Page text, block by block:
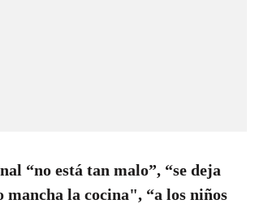
“no está tan malo”, “se deja
mancha la cocina", “a los niños